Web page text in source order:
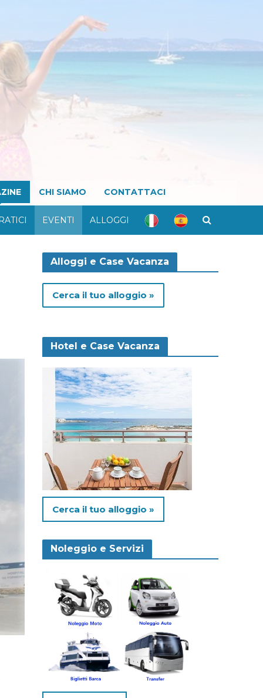
CHI SIAMO CONTATTACI
EVENTI ALLOGGI
Alloggi e Case Vacanza
Cerca il tuo alloggio »
Hotel e Case Vacanza
Cerca il tuo alloggio »
Noleggio e Servizi